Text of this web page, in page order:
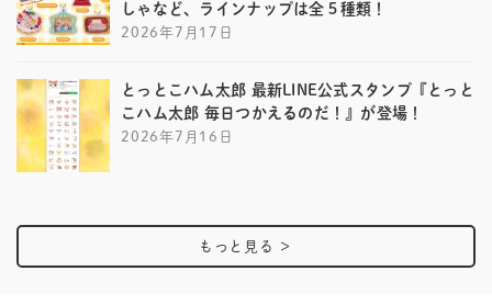
しゃなど、ラインナップは全５種類！
2026年7月17日
とっとこハム太郎 最新LINE公式スタンプ『とっと
こハム太郎 毎日つかえるのだ！』が登場！
2026年7月16日
もっと見る ＞